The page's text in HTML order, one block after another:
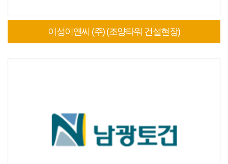
이성이앤씨 (주) (조양타워 건설현장)